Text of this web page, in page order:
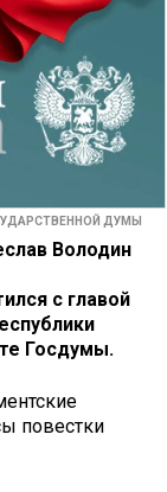
ДУМЫ
Володин
с главой
Госдумы.
повестки